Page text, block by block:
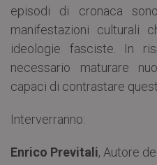
episodi di cronaca
manifestazioni culturali
ideologie fasciste. In
necessario maturare
capaci di contrastare
Interverranno:
Enrico Previtali, Autore